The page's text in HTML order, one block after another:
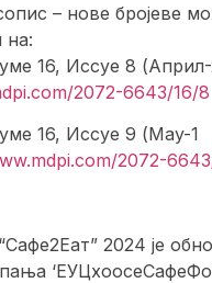
– нове бројеве
на:
16, Иссуе 8
2072-6643/16/8
16, Иссуе 9 (Маy-1
2072-
2024 је